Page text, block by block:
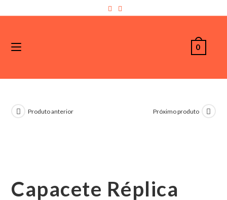
0
Produto anterior Próximo produto
Capacete Réplica